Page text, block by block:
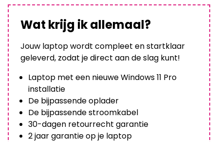
Wat krijg ik allemaal?
Jouw laptop wordt compleet en startklaar
geleverd, zodat je direct aan de slag kunt!
Laptop met een nieuwe Windows 11 Pro
installatie
De bijpassende oplader
De bijpassende stroomkabel
30-dagen retourrecht garantie
2 jaar garantie op je laptop